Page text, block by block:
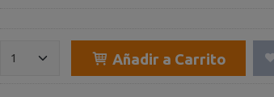
Añadir a Carrito